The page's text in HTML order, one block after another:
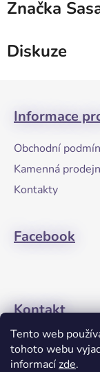
Tento web
tohoto webu
informacízde.
Značka
Diskuze
Informace
Obchodní
Kamenná
Kontakty
Facebook
Kontakt